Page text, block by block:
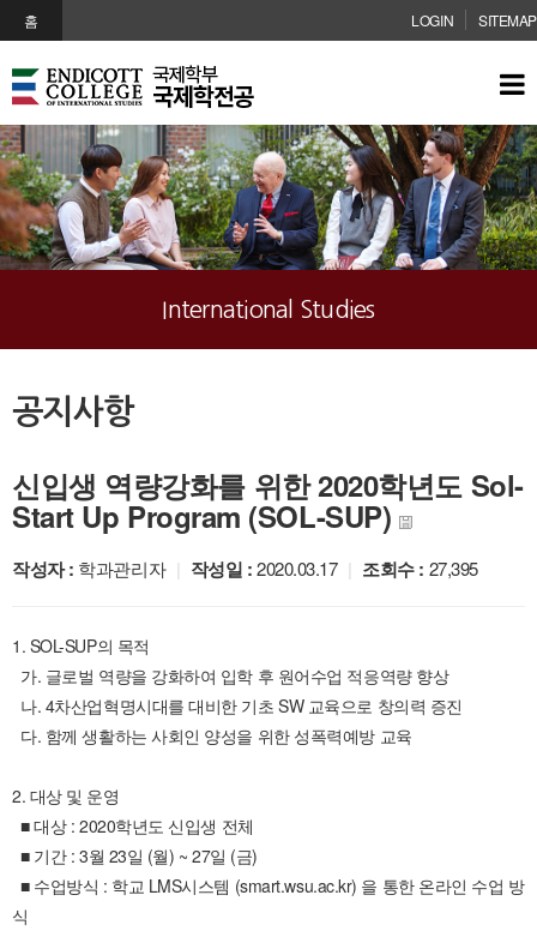
홈 LOGIN SITEMAP
International Studies
공지사항
신입생 역량강화를 위한 2020학년도 Sol-
Start Up Program (SOL-SUP)
작성자 : 학과관리자 작성일 :2020.03.17 조회수 : 27,395
1. SOL-SUP의 목적
가. 글로벌 역량을 강화하여 입학 후 원어수업 적응역량 향상
나. 4차산업혁명시대를 대비한 기초 SW 교육으로 창의력 증진
다. 함께 생활하는 사회인 양성을 위한 성폭력예방 교육
2. 대상 및 운영
■ 대상 : 2020학년도 신입생 전체
■ 기간 : 3월 23일 (월) ~ 27일 (금)
■ 수업방식 : 학교 LMS시스템 (smart.wsu.ac.kr) 을 통한 온라인 수업 방
식